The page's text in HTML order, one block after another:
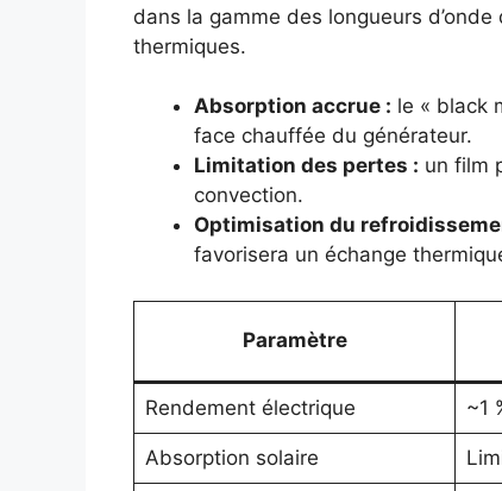
dans la gamme des longueurs
thermiques.
Absorption accrue : le « black
face chauffée du générateur.
Limitation des pertes : un film
convection.
Optimisation du
favorisera un échange
Paramètre
Rendement électrique ~1
Absorption solaire